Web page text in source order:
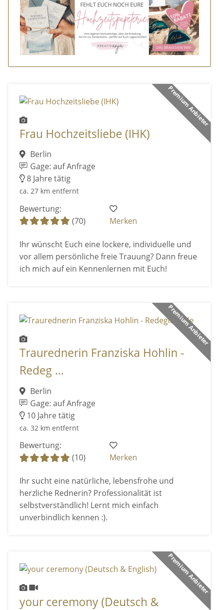
Premium Anbieter
Frau Hochzeitsliebe (IHK)
Berlin
Gage: auf Anfrage
8 Jahre tätig
ca. 27 km entfernt
Bewertung:
(70)
Merken
Ihr wünscht Euch eine lockere, individuelle und
vor allem persönliche freie Trauung? Dann freue
ich mich auf ein Kennenlernen mit Euch!
Premium Anbieter
Traurednerin Franziska Hohlin -
Redeg ...
Berlin
Gage: auf Anfrage
10 Jahre tätig
ca. 32 km entfernt
Bewertung:
(10)
Merken
Ihr sucht eine natürliche, lebensfrohe und
herzliche Rednerin? Professionalität ist
selbstverständlich! Lernt mich einfach
unverbindlich kennen :).
Premium Anbieter
your ceremony (Deutsch &